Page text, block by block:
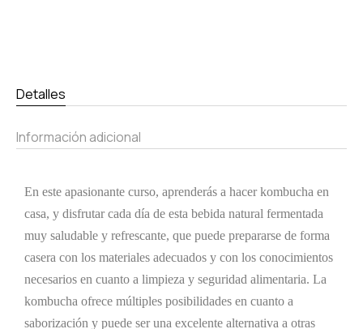
Detalles
Información adicional
En este apasionante curso, aprenderás a hacer kombucha en
casa, y disfrutar cada día de esta bebida natural fermentada
muy saludable y refrescante, que puede prepararse de forma
casera con los materiales adecuados y con los conocimientos
necesarios en cuanto a limpieza y seguridad alimentaria. La
kombucha ofrece múltiples posibilidades en cuanto a
saborización y puede ser una excelente alternativa a otras